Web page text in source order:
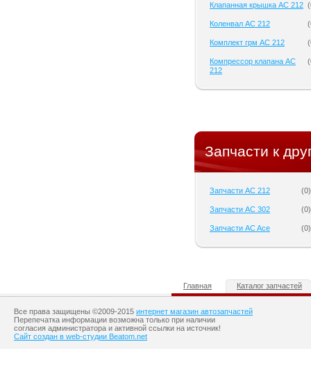
Клапанная крышка AC 212 (
Коленвал AC 212 (
Комплект грм AC 212 (
Компрессор клапана AC
212
(
Запчасти к
Запчасти AC 212 (0)
Запчасти AC 302 (0)
Запчасти AC Ace (0)
Главная Каталог запчастей
Все права защищены ©2009-2015 интернет магазин автозапчастей
Перепечатка информации возможна только при наличии
согласия администратора и активной ссылки на источник!
Сайт создан в web-студии Beatom.net